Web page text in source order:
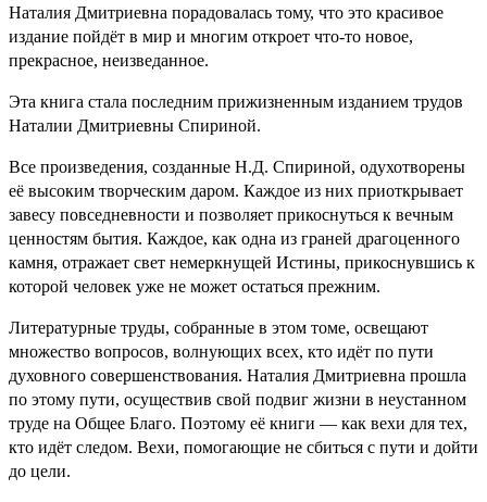
Наталия Дмитриевна порадовалась тому, что это красивое
издание пойдёт в мир и многим откроет что-то новое,
прекрасное, неизведанное.
Эта книга стала последним прижизненным изданием трудов
Наталии Дмитриевны Спириной.
Все произведения, созданные Н.Д. Спириной, одухотворены
её высоким творческим даром. Каждое из них приоткрывает
завесу повседневности и позволяет прикоснуться к вечным
ценностям бытия. Каждое, как одна из граней драгоценного
камня, отражает свет немеркнущей Истины, прикоснувшись к
которой человек уже не может остаться прежним.
Литературные труды, собранные в этом томе, освещают
множество вопросов, волнующих всех, кто идёт по пути
духовного совершенствования. Наталия Дмитриевна прошла
по этому пути, осуществив свой подвиг жизни в неустанном
труде на Общее Благо. Поэтому её книги — как вехи для тех,
кто идёт следом. Вехи, помогающие не сбиться с пути и дойти
до цели.